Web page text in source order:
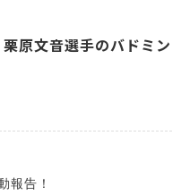
原文音選手のバドミン